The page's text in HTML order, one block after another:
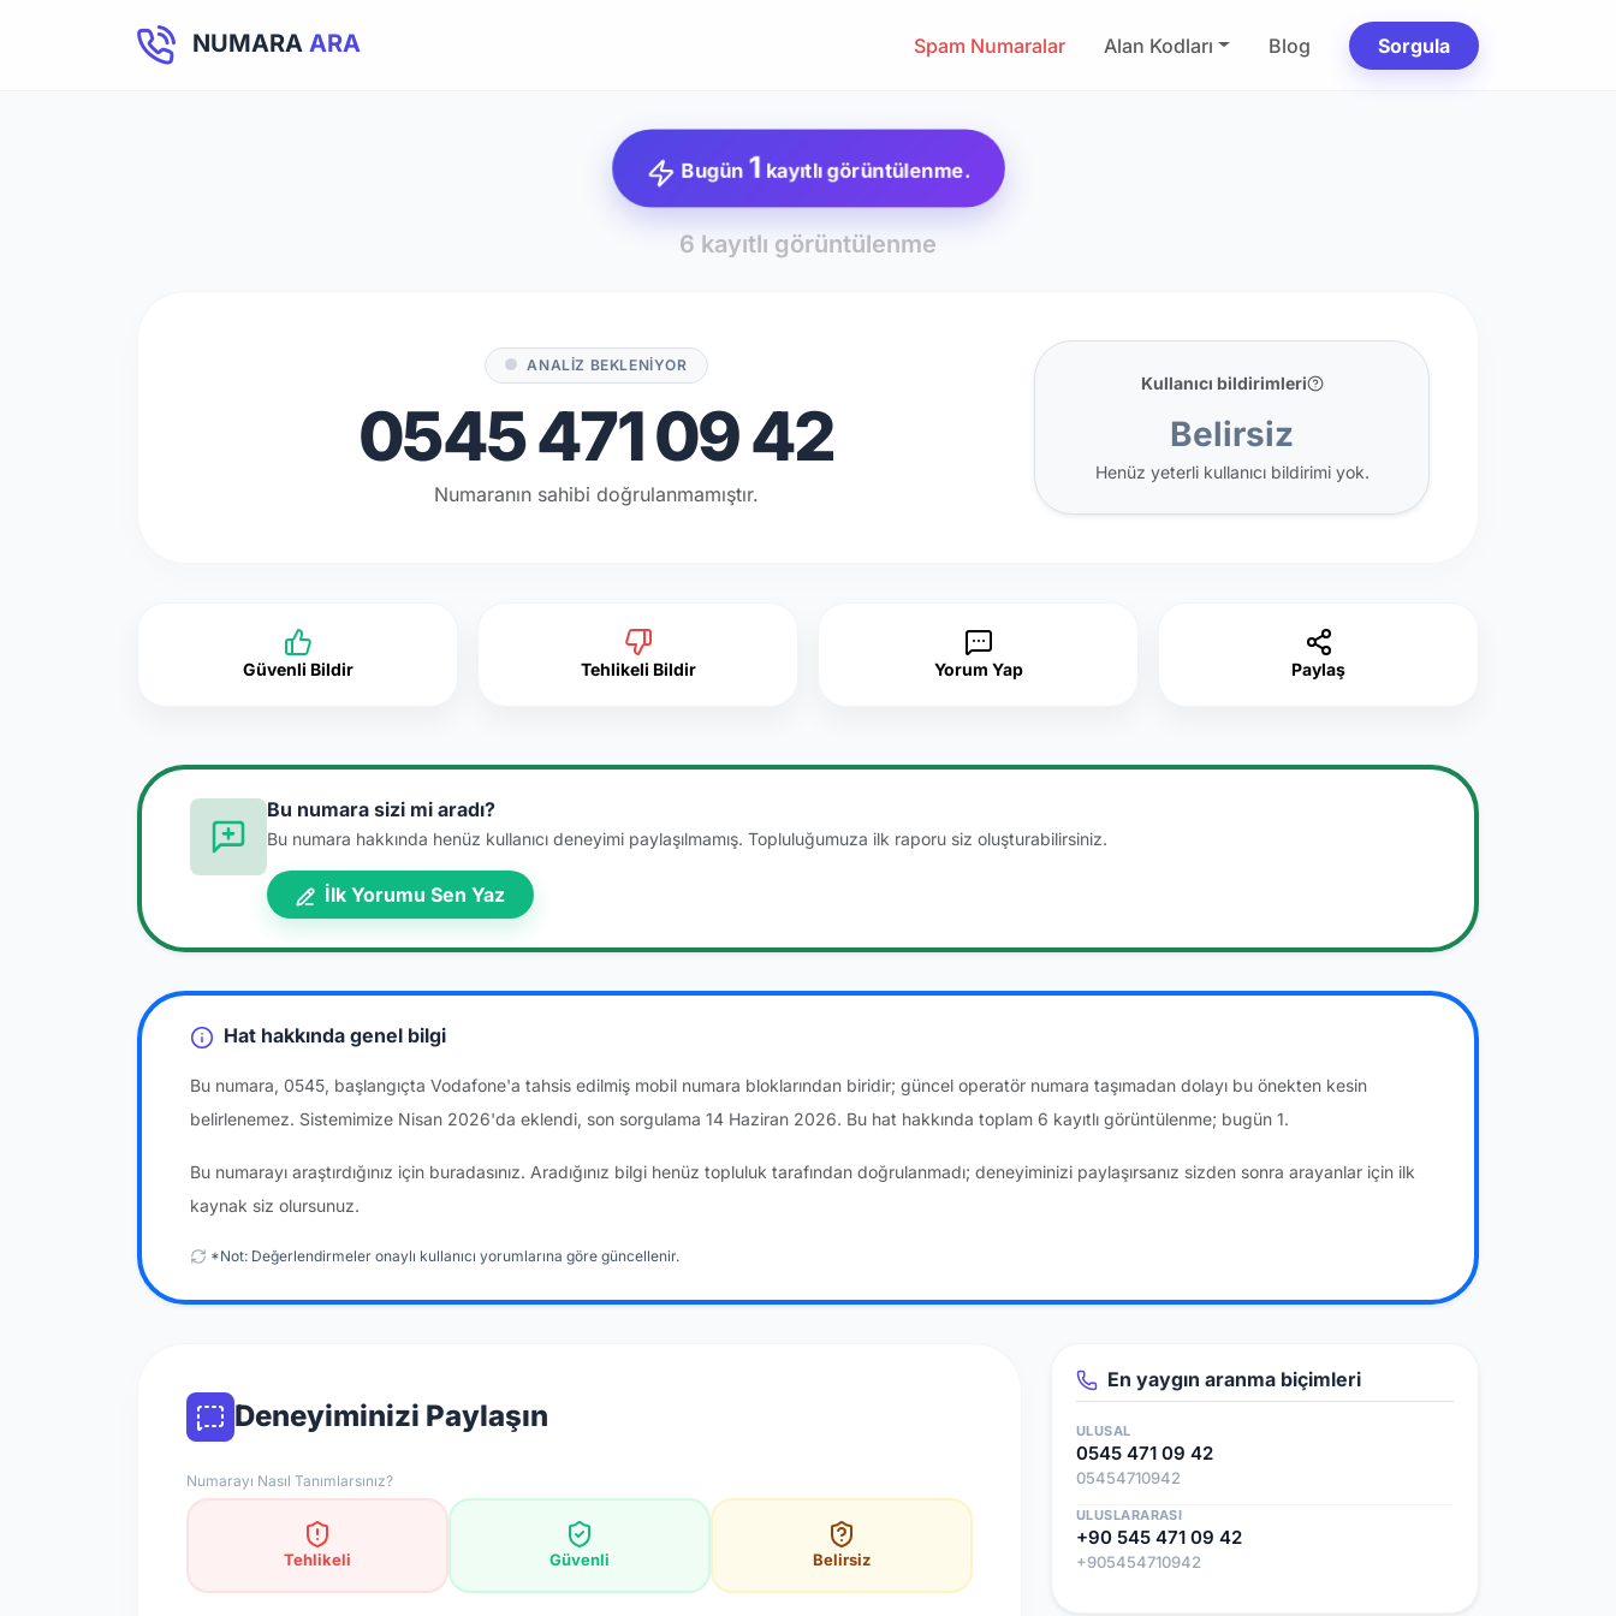
NUMARA ARA Spam Numaralar Alan Kodları Blog Sorgula
Bugün1 kayıtlı görüntülenme.
6 kayıtlı görüntülenme
ANALİZ BEKLENİYOR
0545 471 09 42
Numaranın sahibi doğrulanmamıştır.
Kullanıcı bildirimleri
Belirsiz
Henüz yeterli kullanıcı bildirimi yok.
Güvenli Bildir Tehlikeli Bildir Yorum Yap Paylaş
Bu numara sizi mi aradı?
Bu numara hakkında henüz kullanıcı deneyimi paylaşılmamış. Topluluğumuza ilk raporu siz oluşturabilirsiniz.
İlk Yorumu Sen Yaz
Hat hakkında genel bilgi
Bu numara, 0545, başlangıçta Vodafone'a tahsis edilmiş mobil numara bloklarından biridir; güncel operatör numara taşımadan dolayı bu önekten kesin
belirlenemez. Sistemimize Nisan 2026'da eklendi, son sorgulama 14 Haziran 2026. Bu hat hakkında toplam 6 kayıtlı görüntülenme; bugün 1.
Bu numarayı araştırdığınız için buradasınız. Aradığınız bilgi henüz topluluk tarafından doğrulanmadı; deneyiminizi paylaşırsanız sizden sonra arayanlar için ilk
kaynak siz olursunuz.
*Not: Değerlendirmeler onaylı kullanıcı yorumlarına göre güncellenir.
Deneyiminizi Paylaşın
Numarayı Nasıl Tanımlarsınız?
Tehlikeli Güvenli Belirsiz
En yaygın aranma biçimleri
ULUSAL
0545 471 09 42
05454710942
ULUSLARARASI
+90 545 471 09 42
+905454710942